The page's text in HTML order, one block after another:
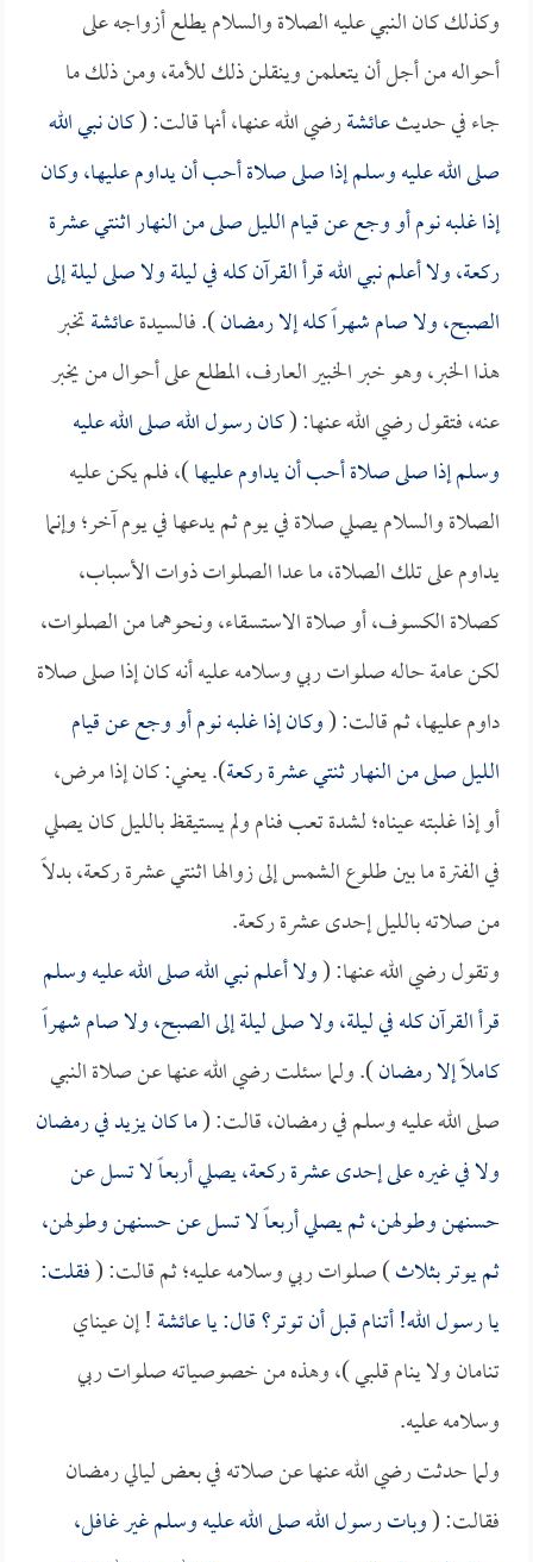
وكذلك كان النبي عليه الصلاة والسلام يطلع أزواجه على
أحواله من أجل أن يتعلمن وينقلن ذلك للأمة، ومن ذلك ما
جاء في حديثعائشةرضي الله عنها، أنها قالت: (كان نبي الله
صلى الله عليه وسلم إذا صلى صلاة أحب أن يداوم عليها، وكان
إذا غلبه نوم أو وجع عن قيام الليل صلى من النهار اثنتي عشرة
ركعة، ولا أعلم نبي الله قرأ القرآن كله في ليلة ولا صلى ليلة إلى
الصبح، ولا صام شهراً كله إلا رمضان). فالسيدةعائشةتخبر
هذا الخبر، وهو خبر الخبير العارف، المطلع على أحوال من يخبر
عنه، فتقول رضي الله عنها: (كان رسول الله صلى الله عليه
وسلم إذا صلى صلاة أحب أن يداوم عليها)، فلم يكن عليه
الصلاة والسلام يصلي صلاة في يوم ثم يدعها في يوم آخر؛ وإنما
يداوم على تلك الصلاة، ما عدا الصلوات ذوات الأسباب،
كصلاة الكسوف، أو صلاة الاستسقاء، ونحوهما من الصلوات،
لكن عامة حاله صلوات ربي وسلامه عليه أنه كان إذا صلى صلاة
داوم عليها، ثم قالت: (وكان إذا غلبه نوم أو وجع عن قيام
الليل صلى من النهار ثنتي عشرة ركعة). يعني: كان إذا مرض،
أو إذا غلبته عيناه؛ لشدة تعب فنام ولم يستيقظ بالليل كان يصلي
في الفترة ما بين طلوع الشمس إلى زوالها اثنتي عشرة ركعة، بدلاً
من صلاته بالليل إحدى عشرة ركعة.
وتقول رضي الله عنها: (ولا أعلم نبي الله صلى الله عليه وسلم
قرأ القرآن كله في ليلة، ولا صلى ليلة إلى الصبح، ولا صام شهراً
كاملاً إلا رمضان). ولما سئلت رضي الله عنها عن صلاة النبي
صلى الله عليه وسلم في رمضان، قالت: (ما كان يزيد في رمضان
ولا في غيره على إحدى عشرة ركعة، يصلي أربعاً لا تسل عن
حسنهن وطولهن، ثم يصلي أربعاً لا تسل عن حسنهن وطولهن،
ثم يوتر بثلاث) صلوات ربي وسلامه عليه؛ ثم قالت: (فقلت:
يا رسول الله! أتنام قبل أن توتر؟ قال: ياعائشة! إن عيناي
تنامان ولا ينام قلبي )، وهذه من خصوصياته صلوات ربي
وسلامه عليه.
ولما حدثت رضي الله عنها عن صلاته في بعض ليالي رمضان
فقالت: (وبات رسول الله صلى الله عليه وسلم غير غافل،